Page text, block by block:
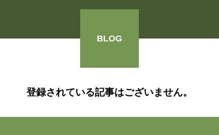
BLOG
登録されている記事はございません。